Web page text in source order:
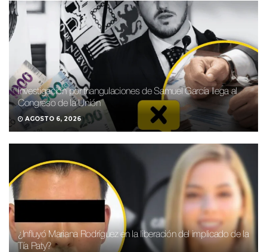
Investigación por triangulaciones de Samuel García llega al
Congreso de la Unión
AGOSTO 6, 2026
¿Influyó Mariana Rodríguez en la liberación del implicado de la
Tía Paty?